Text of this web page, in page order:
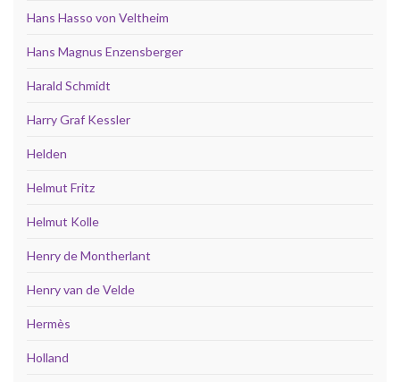
Hans Hasso von Veltheim
Hans Magnus Enzensberger
Harald Schmidt
Harry Graf Kessler
Helden
Helmut Fritz
Helmut Kolle
Henry de Montherlant
Henry van de Velde
Hermès
Holland